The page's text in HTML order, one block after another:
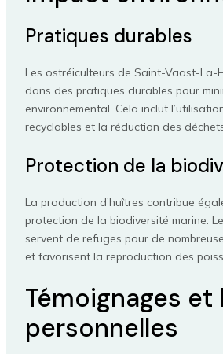
Pratiques durables
Les ostréiculteurs de Saint-Vaast-La-
dans des pratiques durables pour
environnemental. Cela inclut
recyclables et la réduction des
Protection de la
La production d’huîtres contribue
protection de la biodiversité marine.
servent de refuges pour de
et favorisent la reproduction des
Témoignages
personnelles